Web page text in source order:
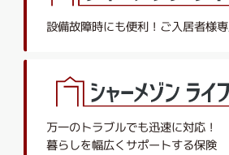
設備故障時にも便利！ ご入居者様
万一のトラブルでも迅速に対応！
暮らしを幅広くサポートする保険